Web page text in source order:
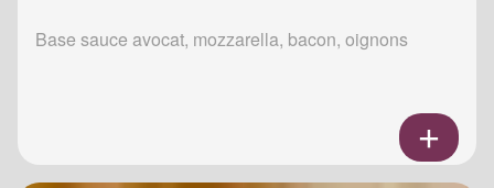
Base sauce avocat, mozzarella, bacon, oignons